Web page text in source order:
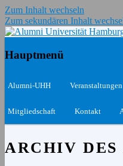
Zum Inhalt wechseln
Zum sekundären Inhalt
Alumni
Hauptmenü
Alumni-UHH Veranstaltungen
Mitgliedschaft Kontakt
ARCHIV DES